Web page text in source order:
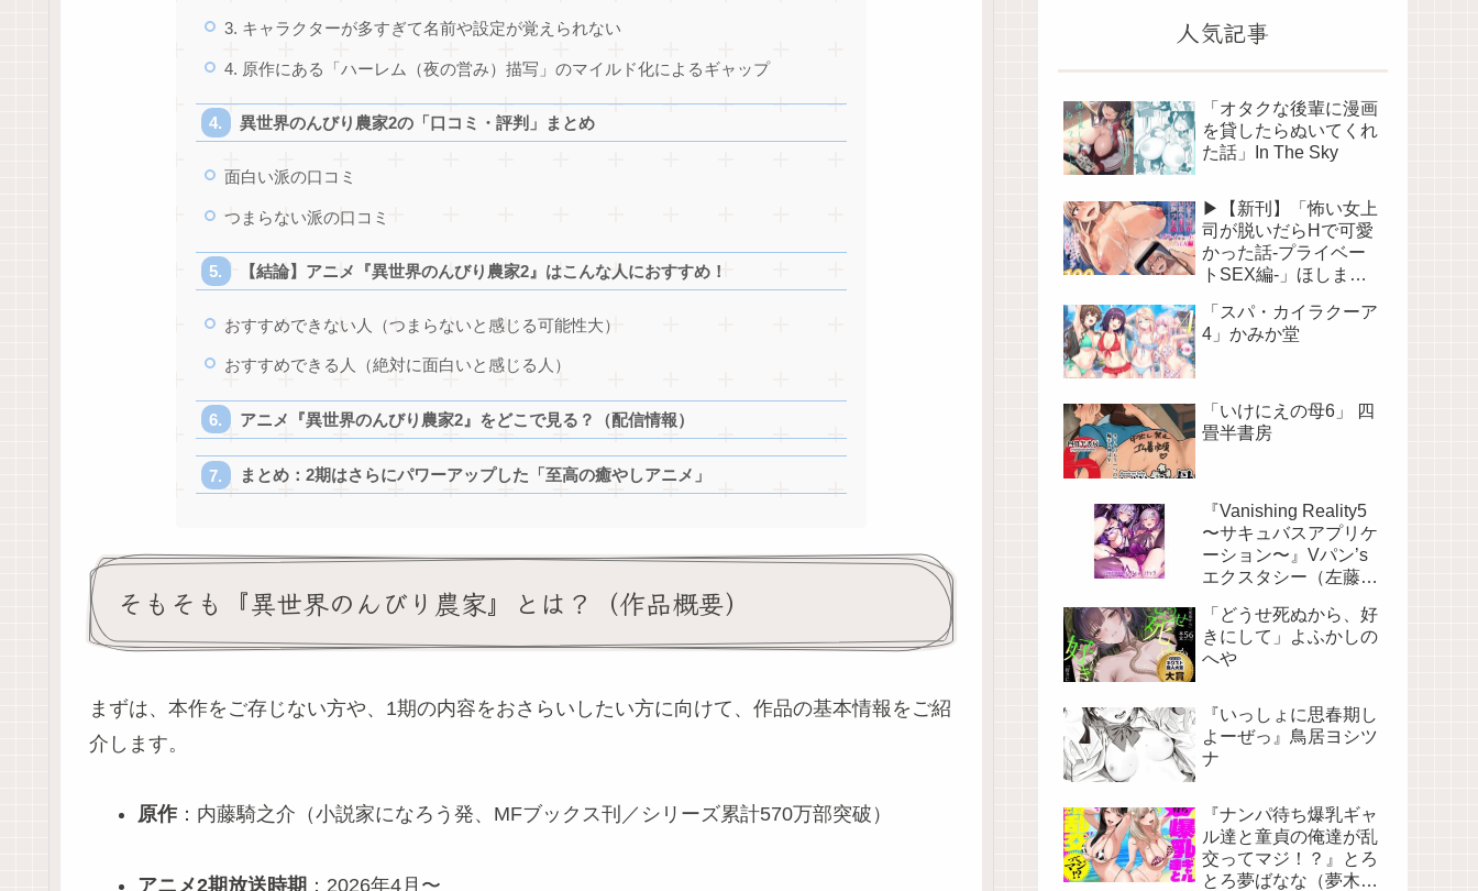
3. キャラクターが多すぎて名前や設定が覚えられない
4. 原作にある「ハーレム（夜の営み）描写」のマイルド化によるギャップ
異世界のんびり農家2の「口コミ・評判」まとめ
面白い派の口コミ
つまらない派の口コミ
【結論】アニメ『異世界のんびり農家2』はこんな人におすすめ！
おすすめできない人（つまらないと感じる可能性大）
おすすめできる人（絶対に面白いと感じる人）
アニメ『異世界のんびり農家2』をどこで見る？（配信情報）
まとめ：2期はさらにパワーアップした「至高の癒やしアニメ」
そもそも『異世界のんびり農家』とは？（作品概要）
まずは、本作をご存じない方や、1期の内容をおさらいしたい方に向けて、作品の基本情報をご紹
介します。
原作：内藤騎之介（小説家になろう発、MFブックス刊／シリーズ累計570万部突破）
アニメ2期放送時期 ：2026年4月〜
人気記事
「オタクな後輩に漫画
を貸したらぬいてくれ
た話」In The Sky
▶【新刊】「怖い女上
司が脱いだらHで可愛
かった話-プライベー
トSEX編-」ほしまき
「スパ・カイラクーア
4」かみか堂
「いけにえの母6」 四
畳半書房
『Vanishing Reality5
〜サキュバスアプリケ
ーション〜』Vパン’s
エクスタシー（左藤空
「どうせ死ぬから、好
きにして」よふかしの
へや
『いっしょに思春期し
よーぜっ』鳥居ヨシツ
ナ
『ナンパ待ち爆乳ギャ
ル達と童貞の俺達が乱
交ってマジ！？』とろ
とろ夢ばなな（夢木ば